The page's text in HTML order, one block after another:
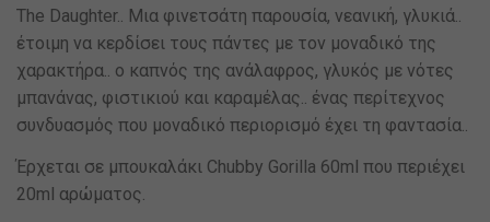
The Daughter.. Μια φινετσάτη παρουσία, νεανική, γλυκιά..
έτοιμη να κερδίσει τους πάντες με τον μοναδικό της
χαρακτήρα.. ο καπνός της ανάλαφρος, γλυκός με νότες
μπανάνας, φιστικιού και καραμέλας.. ένας περίτεχνος
συνδυασμός που μοναδικό περιορισμό έχει τη φαντασία..
Έρχεται σε μπουκαλάκι Chubby Gorilla 60ml που περιέχει
20ml αρώματος.